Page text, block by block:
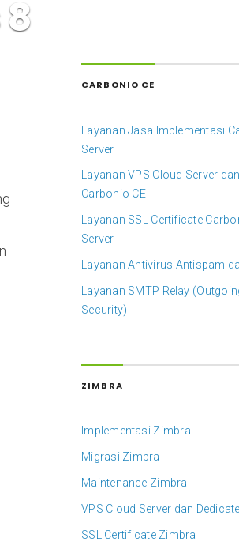
CARBONIO CE
Layanan Jasa Implementasi
Server
Layanan VPS Cloud Server
Carbonio CE
Layanan SSL Certificate
Server
Layanan Antivirus Antispam
Layanan SMTP Relay
Security)
ZIMBRA
Implementasi Zimbra
Migrasi Zimbra
Maintenance Zimbra
VPS Cloud Server dan
SSL Certificate Zimbra